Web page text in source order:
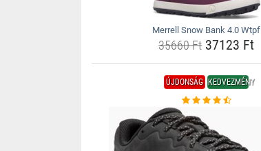
Merrell Snow Bank 4.0 Wtpf
35660 Ft37123 Ft
ÚJDONSÁG KEDVEZMÉNY